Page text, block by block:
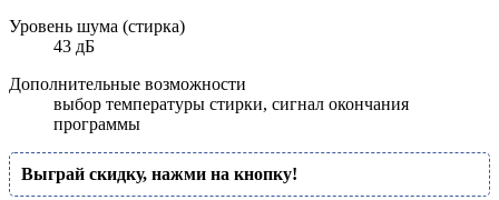
Уровень шума (стирка)
43 дБ
Дополнительные возможности
выбор температуры стирки, сигнал окончания
программы
Выграй скидку, нажми на кнопку!